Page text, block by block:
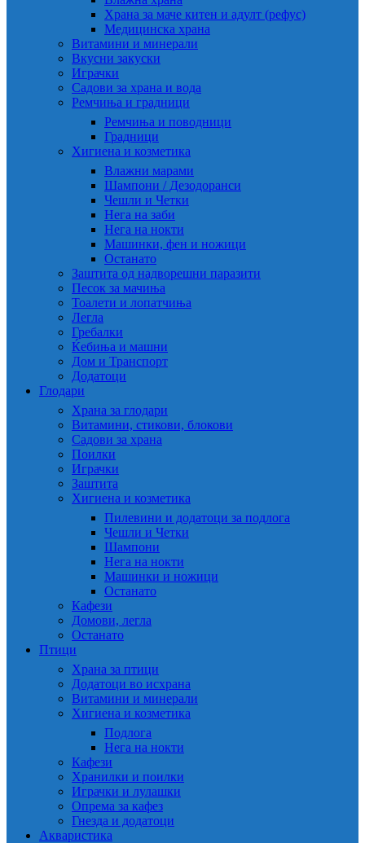
Храна за маче китен и адулт (рефус)
Медицинска храна
Витамини и минерали
Вкусни закуски
Играчки
Садови за храна и вода
Ремчиња и градници
Ремчиња и поводници
Градници
Хигиена и козметика
Влажни марами
Шампони / Дезодоранси
Чешли и Четки
Нега на заби
Нега на нокти
Машинки, фен и ножици
Останато
Заштита од надворешни паразити
Песок за мачиња
Тоалети и лопатчиња
Легла
Гребалки
Ќебиња и машни
Дом и Транспорт
Додатоци
Глодари
Храна за глодари
Витамини, стикови, блокови
Садови за храна
Поилки
Играчки
Заштита
Хигиена и козметика
Пилевини и додатоци за подлога
Чешли и Четки
Шампони
Нега на нокти
Машинки и ножици
Останато
Кафези
Домови, легла
Останато
Птици
Храна за птици
Додатоци во исхрана
Витамини и минерали
Хигиена и козметика
Подлога
Нега на нокти
Кафези
Хранилки и поилки
Играчки и лулашки
Опрема за кафез
Гнезда и додатоци
Акваристика